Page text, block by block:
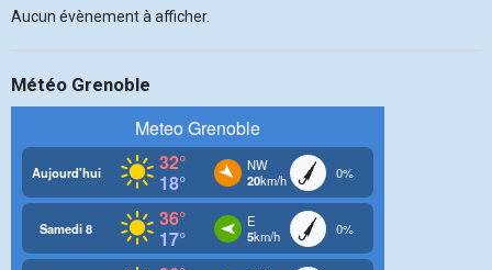
Aucun évènement à afficher.
Météo Grenoble